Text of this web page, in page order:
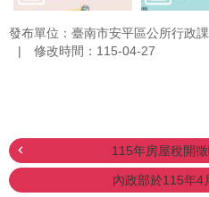
發布單位：臺南市安平區公所行政課
修改時間：115-04-27
115年房屋稅開徵
內政部於115年4